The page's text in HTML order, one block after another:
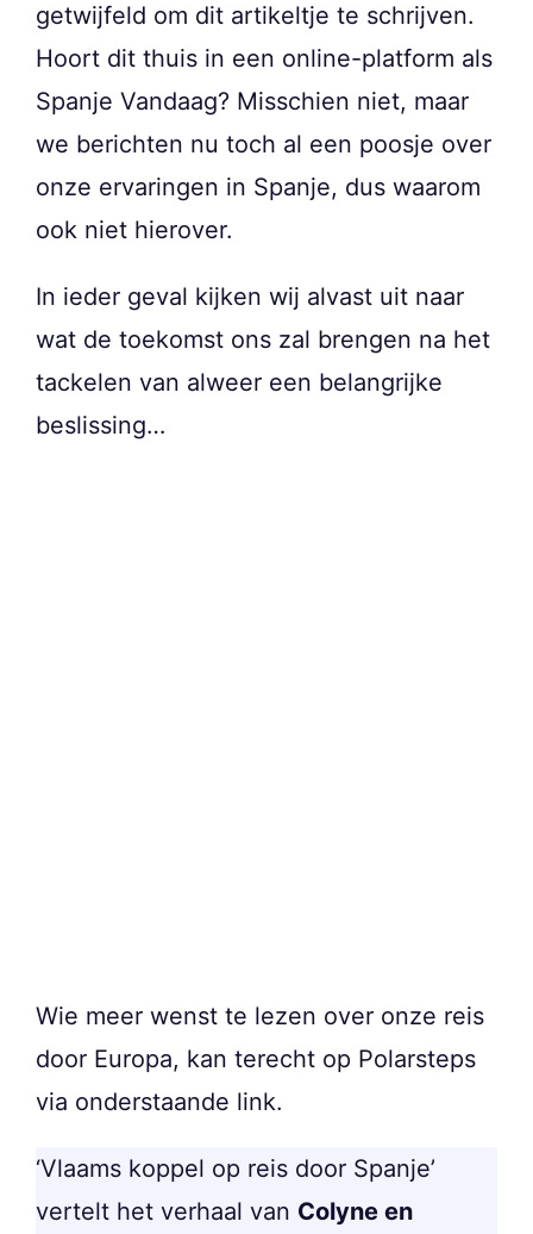
getwijfeld om dit artikeltje te schrijven.
Hoort dit thuis in een online-platform als
Spanje Vandaag? Misschien niet, maar
we berichten nu toch al een poosje over
onze ervaringen in Spanje, dus waarom
ook niet hierover.
In ieder geval kijken wij alvast uit naar
wat de toekomst ons zal brengen na het
tackelen van alweer een belangrijke
beslissing…
Wie meer wenst te lezen over onze reis
door Europa, kan terecht op Polarsteps
via onderstaande link.
‘Vlaams koppel op reis door Spanje’
vertelt het verhaal van Colyne en